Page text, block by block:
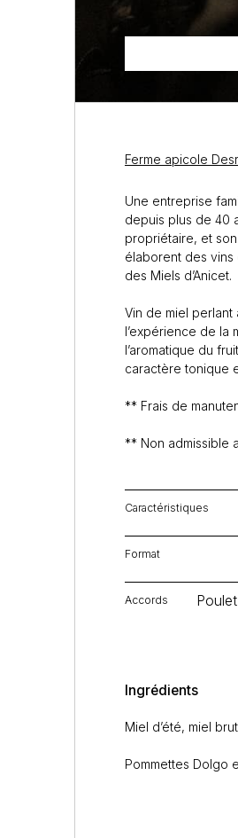
Ferme apicole
Une entreprise
depuis plus de 40
propriétaire, et
élaborent des vins
des Miels d’Anicet.
Vin de miel perlant
l’expérience de la
l’aromatique du
caractère tonique
** Frais de
** Non admissible
Caractéristiques
Format
Accords
Ingrédients
Miel d’été, miel
Pommettes Dolgo